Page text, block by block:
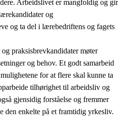
praksis
opplæring
og skole
Arbeidslivet er mangfoldig og gir
og
og ta del i lærebedriftens og fagets
praksisbrevkandidater møter
og behov. Et godt samarbeid
for at flere skal kunne ta
tilhørighet til arbeidsliv og
gjensidig forståelse og fremmer
den enkelte på et framtidig yrkesliv.